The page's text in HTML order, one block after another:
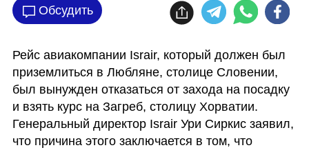
Обсудить
Рейс авиакомпании Israir, который должен был
приземлиться в Любляне, столице Словении,
был вынужден отказаться от захода на посадку
и взять курс на Загреб, столицу Хорватии.
Генеральный директор Israir Ури Сиркис заявил,
что причина этого заключается в том, что